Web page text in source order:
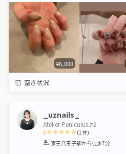
¥6,000
空き状況
_uznails_
Atelier Peniculus.#2
5
1 2 3 4 5
(1件)
京王八王子駅から徒歩7分